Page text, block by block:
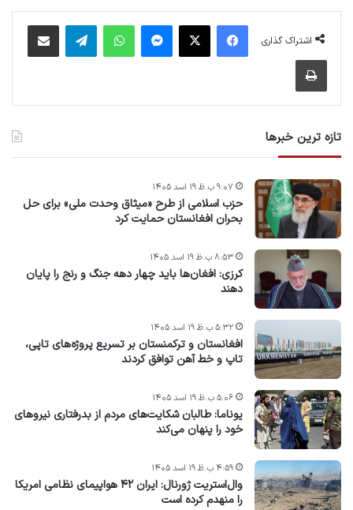
اشتراک گذاری
فیس بوک پیام رسان واتس آپ
تازه ترین خبرها
حزب اسلامی از طرح «میثاق وحدت ملی» برای حل
بحران افغانستان حمایت کرد
۹:۰۷ ب.ظ ۱۹ اسد ۱۴۰۵
کرزی: افغان‌ها باید چهار دهه جنگ و رنج را پایان
دهند
۸:۵۳ ب.ظ ۱۹ اسد ۱۴۰۵
افغانستان و ترکمنستان بر تسریع پروژه‌های تاپی،
تاپ و خط آهن توافق کردند
۵:۳۲ ب.ظ ۱۹ اسد ۱۴۰۵
یوناما: طالبان شکایت‌های مردم از بدرفتاری نیروهای
خود را پنهان می‌کند
۵:۰۶ ب.ظ ۱۹ اسد ۱۴۰۵
وال‌استریت ژورنال: ایران ۴۲ هواپیمای نظامی امریکا
را منهدم کرده است
۴:۵۹ ب.ظ ۱۹ اسد ۱۴۰۵